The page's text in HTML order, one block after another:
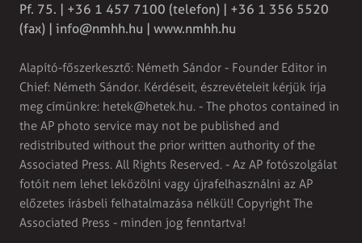
Pf. 75. | +36 1 457 7100 (telefon) | +36 1 356 5520
(fax) | info@nmhh.hu | www.nmhh.hu
Alapító-főszerkesztő: Németh Sándor - Founder Editor in
Chief: Németh Sándor. Kérdéseit, észrevételeit kérjük írja
meg címünkre: hetek@hetek.hu. - The photos contained in
the AP photo service may not be published and
redistributed without the prior written authority of the
Associated Press. All Rights Reserved. - Az AP fotószolgálat
fotóit nem lehet leközölni vagy újrafelhasználni az AP
előzetes írásbeli felhatalmazása nélkül! Copyright The
Associated Press - minden jog fenntartva!